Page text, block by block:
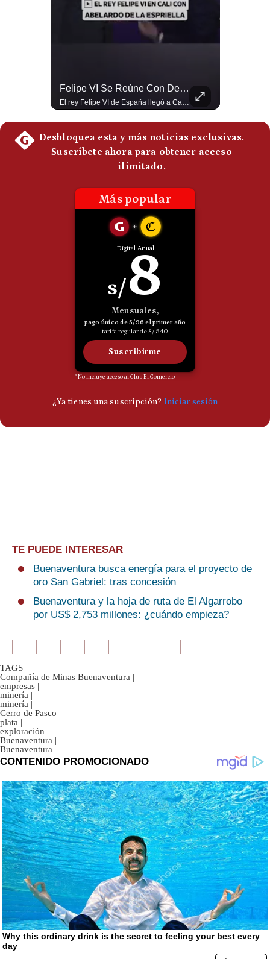
Felipe VI Se Reúne Con De La Espriella Antes De La Investidura | Gestión Mundo
TE PUEDE INTERESAR
Buenaventura busca energía para el proyecto de
oro San Gabriel: tras concesión
Buenaventura y la hoja de ruta de El Algarrobo
por US$ 2,753 millones: ¿cuándo empieza?
TAGS
Compañía de Minas Buenaventura |
empresas |
minería |
minería |
Cerro de Pasco |
plata |
exploración |
Buenaventura |
Buenaventura